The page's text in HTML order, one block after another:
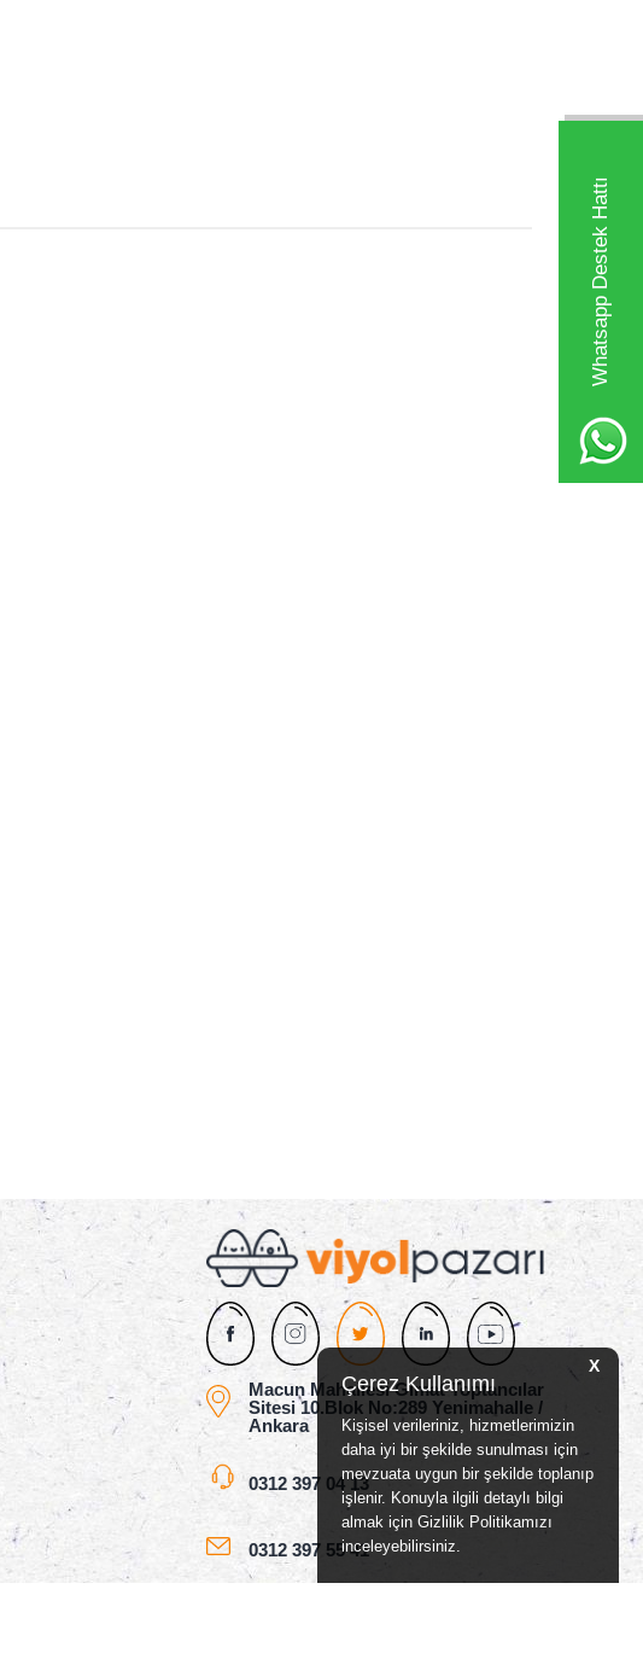
Whatsapp Destek Hattı
X
Çerez Kullanımı
Kişisel verileriniz, hizmetlerimizin
daha iyi bir şekilde sunulması için
mevzuata uygun bir şekilde toplanıp
işlenir. Konuyla ilgili detaylı bilgi
almak için Gizlilik Politikamızı
inceleyebilirsiniz.
Macun Mahallesi Gimat Toptancılar
Sitesi 10.Blok No:289 Yenimahalle /
Ankara
0312 397 04 13
0312 397 55 41